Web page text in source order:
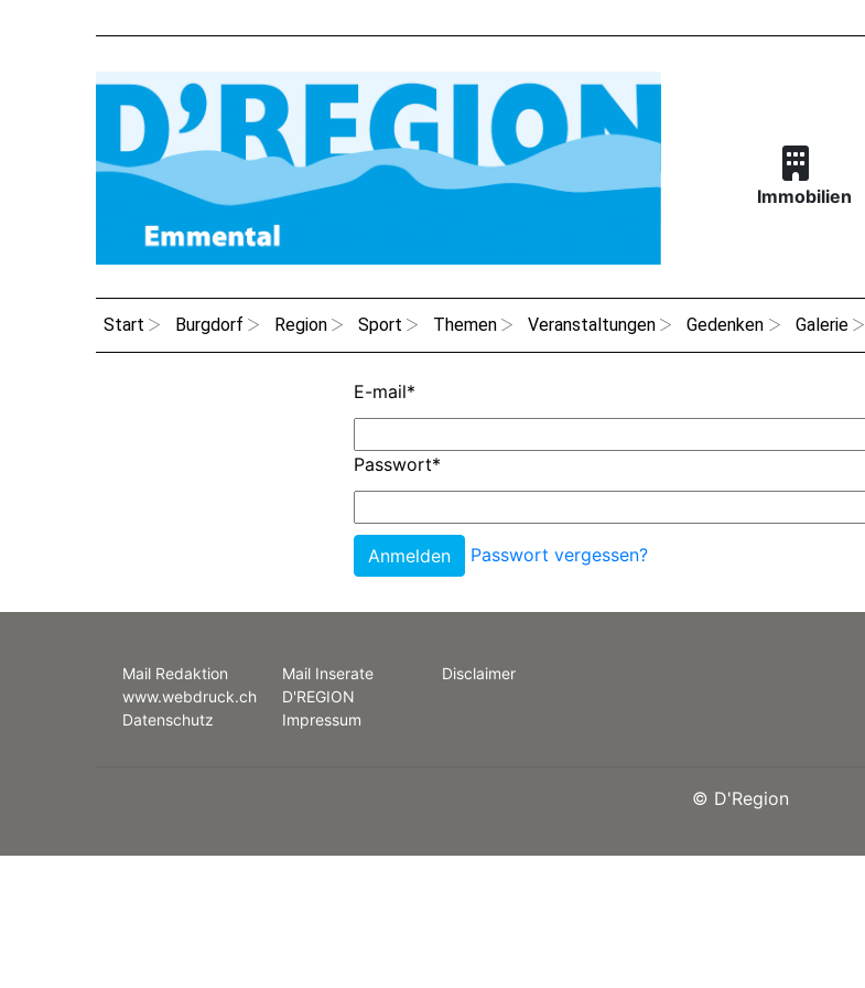
Immobilien
Start Burgdorf Region Sport Themen Veranstaltungen Gedenken Galerie
E-mail*
Passwort*
Passwort vergessen?
Mail Redaktion
www.webdruck.ch
Datenschutz
Mail Inserate
D'REGION
Impressum
Disclaimer
© D'Region